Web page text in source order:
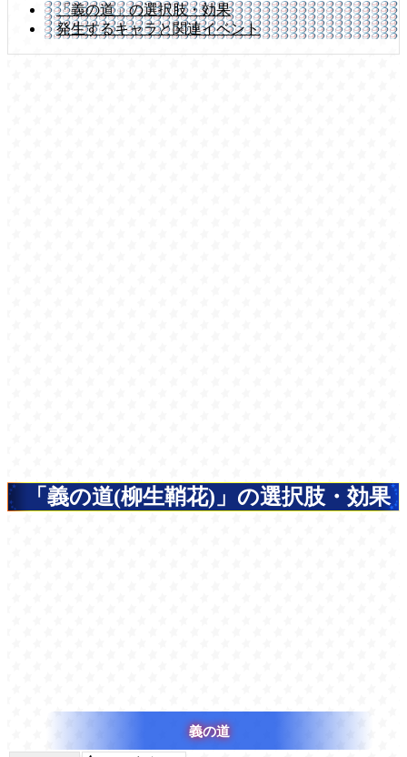
「義の道」の選択肢・効果
発生するキャラと関連イベント
「義の道(柳生鞘花)」の選択肢・効果
義の道